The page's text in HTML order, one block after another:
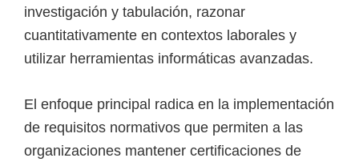
investigación y tabulación, razonar
cuantitativamente en contextos laborales y
utilizar herramientas informáticas avanzadas.
El enfoque principal radica en la implementación
de requisitos normativos que permiten a las
organizaciones mantener certificaciones de